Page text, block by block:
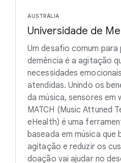
AUSTRÁLIA
Universidade de
Um desafio comum
demência é a agitação
necessidades
atendidas. Unindo os
da música, sensores em
MATCH (Music Attuned
eHealth) é uma
baseada em música que
agitação e reduzir os
doação vai ajudar no